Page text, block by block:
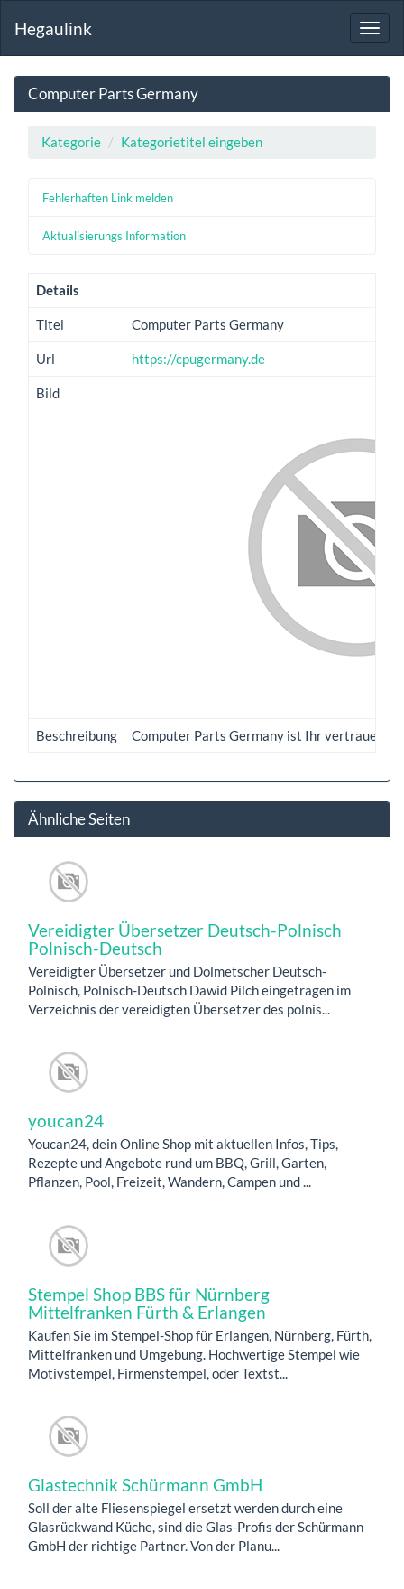
Hegaulink
Computer Parts Germany
Kategorie Kategorietitel eingeben
Fehlerhaften Link melden
Aktualisierungs Information
Details
Titel Computer Parts Germany
Url https://cpugermany.de
Bild
Beschreibung Computer Parts Germany ist Ihr
Ähnliche Seiten
Vereidigter Übersetzer Deutsch-Polnisch
Polnisch-Deutsch
Vereidigter Übersetzer und Dolmetscher Deutsch-
Polnisch, Polnisch-Deutsch Dawid Pilch eingetragen im
Verzeichnis der vereidigten Übersetzer des polnis...
youcan24
Youcan24, dein Online Shop mit aktuellen Infos, Tips,
Rezepte und Angebote rund um BBQ, Grill, Garten,
Pflanzen, Pool, Freizeit, Wandern, Campen und ...
Stempel Shop BBS für Nürnberg
Mittelfranken Fürth & Erlangen
Kaufen Sie im Stempel-Shop für Erlangen, Nürnberg, Fürth,
Mittelfranken und Umgebung. Hochwertige Stempel wie
Motivstempel, Firmenstempel, oder Textst...
Glastechnik Schürmann GmbH
Soll der alte Fliesenspiegel ersetzt werden durch eine
Glasrückwand Küche, sind die Glas-Profis der Schürmann
GmbH der richtige Partner. Von der Planu...